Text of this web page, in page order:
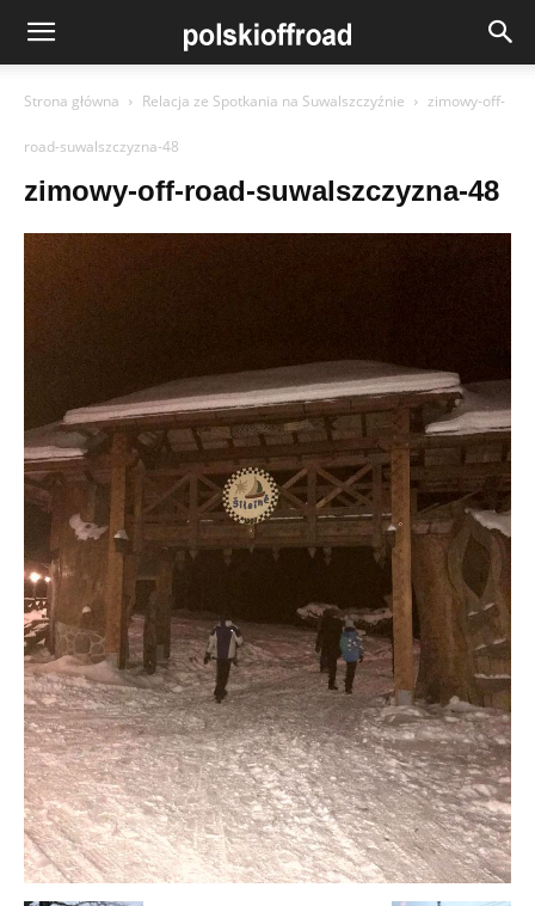
Strona główna Relacja ze Spotkania na Suwalszczyźnie zimowy-off-
road-suwalszczyzna-48
zimowy-off-road-suwalszczyzna-48